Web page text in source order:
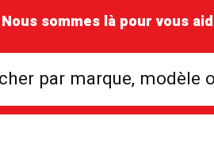
Nous sommes là pour vous
par marque, modèle